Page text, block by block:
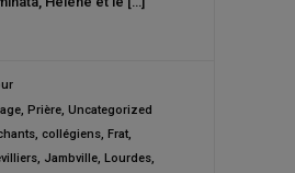
, Prière, Uncategorized
, collégiens, Frat,
, Jambville, Lourdes,